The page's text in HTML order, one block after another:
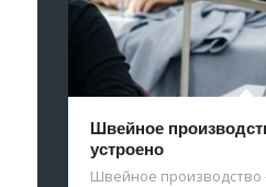
Швейное
устроено
Швейное